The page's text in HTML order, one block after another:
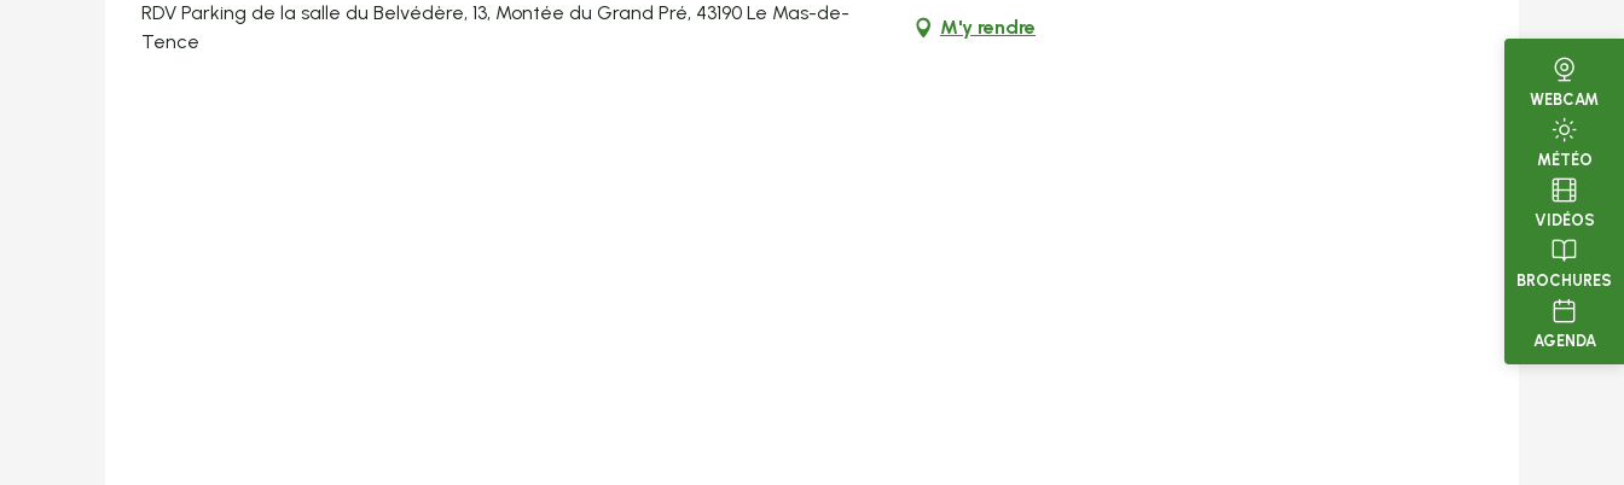
WEBCAM
MÉTÉO
VIDÉOS
BROCHURES
AGENDA
RDV Parking de la salle du Belvédère, 13, Montée du Grand Pré, 43190 Le Mas-de-
Tence
M'y rendre